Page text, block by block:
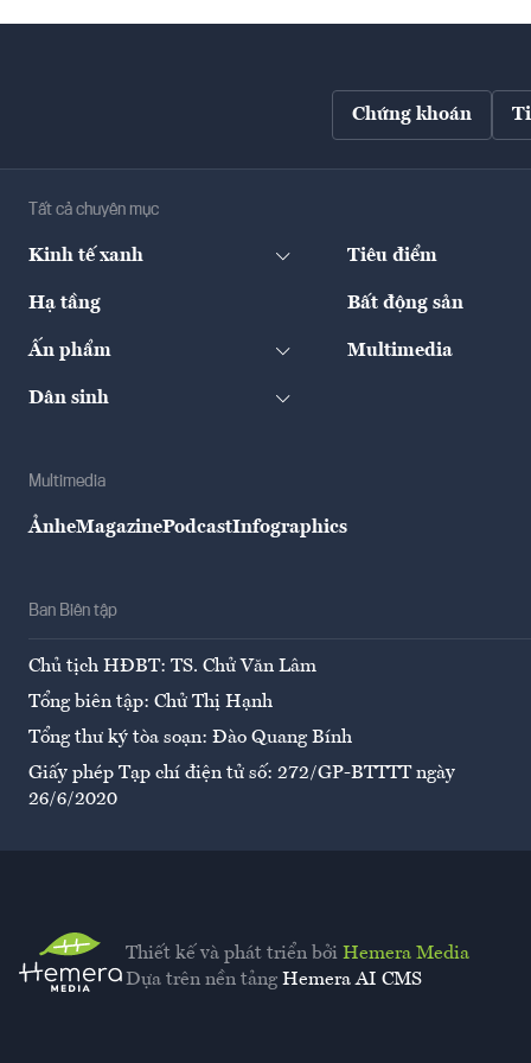
Chứng khoán
Tất cả chuyên mục
Kinh tế xanh Tiêu điểm
Hạ tầng Bất động sản
Ấn phẩm Multimedia
Dân sinh
Multimedia
ẢnheMagazinePodcastInfographics
Ban Biên tập
Chủ tịch HĐBT: TS. Chử Văn Lâm
Tổng biên tập: Chử Thị Hạnh
Tổng thư ký tòa soạn: Đào Quang Bính
Giấy phép Tạp chí điện tử số: 272/GP-BTTTT ngày
26/6/2020
Thiết kế và phát triển bởi Hemera Media
Dựa trên nền tảng Hemera AI CMS